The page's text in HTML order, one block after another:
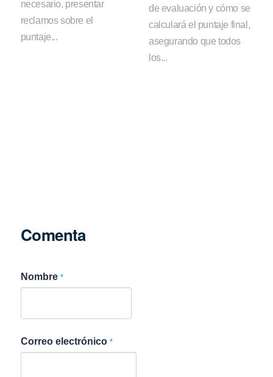
necesario, presentar
reclamos sobre el
puntaje...
de evaluación y cómo se
calculará el puntaje final,
asegurando que todos
los...
Comenta
Nombre *
Correo electrónico *